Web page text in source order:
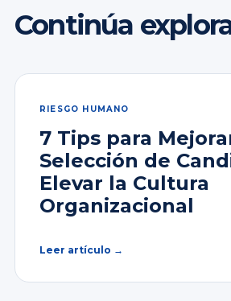
Continúa
RIESGO HUMANO
7 Tips para
Selección de
Elevar la Cultura
Organizacional
Leer artículo →